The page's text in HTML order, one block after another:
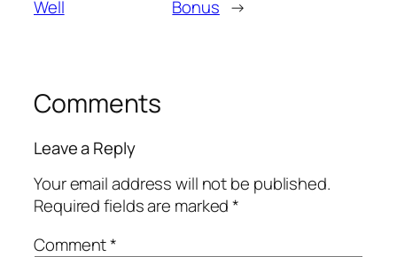
Well
Bonus →
Comments
Leave a Reply
Your email address will not be published.
Required fields are marked*
Comment*